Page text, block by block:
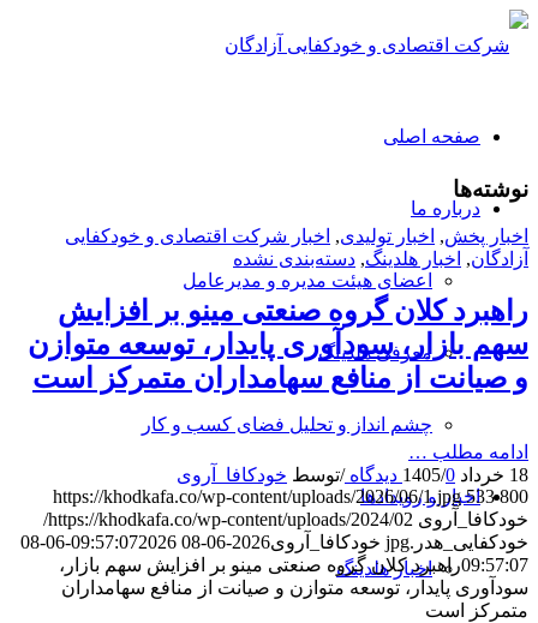
صفحه اصلی
درباره ما
اعضای هیئت مدیره و مدیرعامل
معرفی هلدینگ
چشم انداز و تحلیل فضای کسب و کار
اخبار و رویدادها
اخبار هلدینگ
نوشته‌ها
اخبار پخش, اخبار تولیدی, اخبار شرکت اقتصادی و خودکفایی
آزادگان, اخبار هلدینگ, دسته‌بندی نشده
راهبرد کلان گروه صنعتی مینو بر افزایش
سهم بازار، سودآوری پایدار، توسعه متوازن
و صیانت از منافع سهامداران متمرکز است
ادامه مطلب …
18 خرداد 1405
/0 دیدگاه /توسط خودکافا_آر‌وی
https://khodkafa.co/wp-content/uploads/2026/06/1.jpg 533 800
خودکافا_آر‌وی
https://khodkafa.co/wp-content/uploads/2024/02/
خودکفایی_هدر.jpg
خودکافا_آر‌وی2026-06-08 09:57:07
2026-06-08
09:57:07راهبرد کلان گروه صنعتی مینو بر افزایش سهم بازار،
سودآوری پایدار، توسعه متوازن و صیانت از منافع سهامداران
متمرکز است